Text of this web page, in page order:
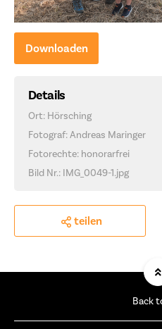
Downloaden
Details
Ort: Hörsching
Fotograf: Andreas Maringer
Fotorechte: honorarfrei
Bild Nr.: IMG_0049-1.jpg
teilen
Back